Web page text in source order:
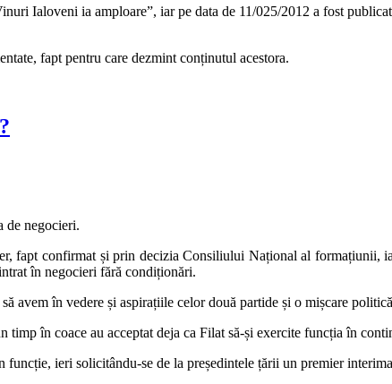
Ialoveni ia amploare”, iar pe data de 11/025/2012 a fost
fapt pentru care dezmint conținutul acestora.
de negocieri.
fapt confirmat și prin decizia Consiliului Național al formațiunii,
în negocieri fără condiționări.
avem în vedere și aspirațiile celor două partide și o mișcare
în coace au acceptat deja ca Filat să-și exercite funcția în
ieri solicitându-se de la președintele țării un premier